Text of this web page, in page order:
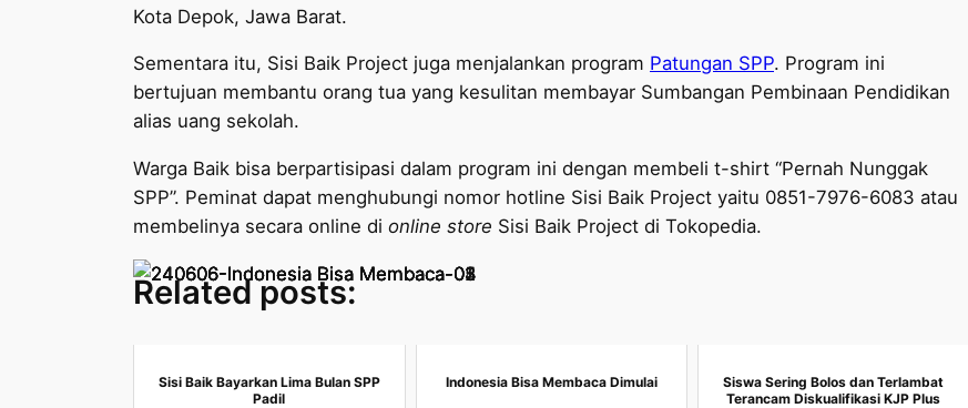
Kota Depok, Jawa Barat.
Sementara itu, Sisi Baik Project juga menjalankan program Patungan SPP. Program ini
bertujuan membantu orang tua yang kesulitan membayar Sumbangan Pembinaan Pendidikan
alias uang sekolah.
Warga Baik bisa berpartisipasi dalam program ini dengan membeli t-shirt “Pernah Nunggak
SPP”. Peminat dapat menghubungi nomor hotline Sisi Baik Project yaitu 0851-7976-6083 atau
membelinya secara online di online store Sisi Baik Project di Tokopedia.
Related posts:
Sisi Baik Bayarkan Lima Bulan SPP
Padil
Indonesia Bisa Membaca Dimulai
Siswa Sering Bolos dan Terlambat
Terancam Diskualifikasi KJP Plus